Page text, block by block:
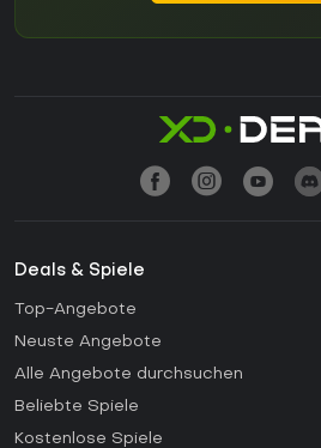
Deals & Spiele
Top-Angebote
Neuste Angebote
Alle Angebote durchsuchen
Beliebte Spiele
Kostenlose Spiele